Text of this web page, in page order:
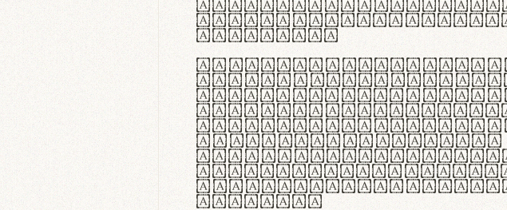
fugiat nulla
id velit ut lectus
faucibus.
In
handgloves
aut insulatione
utuntur. Curabitur
tincidunt lacus,
lorem tempor vitae.
Pellentesque
tristique senectus
malesuada fames
egestas.